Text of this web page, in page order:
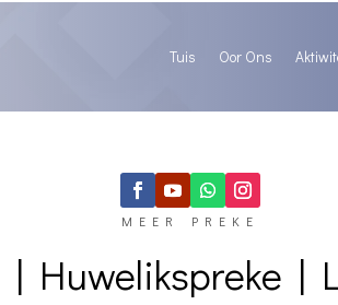
Tuis Oor Ons
MEER PREKE
| Huwelikspreke |